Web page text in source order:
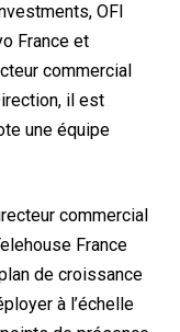
OFI
France et
commercial
il est
une équipe
commercial
France
de croissance
à l’échelle